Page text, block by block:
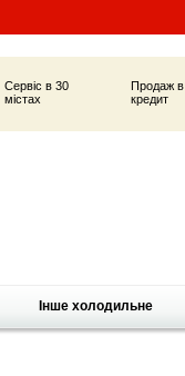
Сервіс в 30
містах
Продаж в
кредит
Інше холодильне